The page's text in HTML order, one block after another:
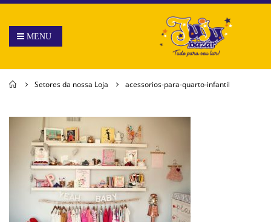
Home
Setores da nossa Loja acessorios-para-quarto-infantil